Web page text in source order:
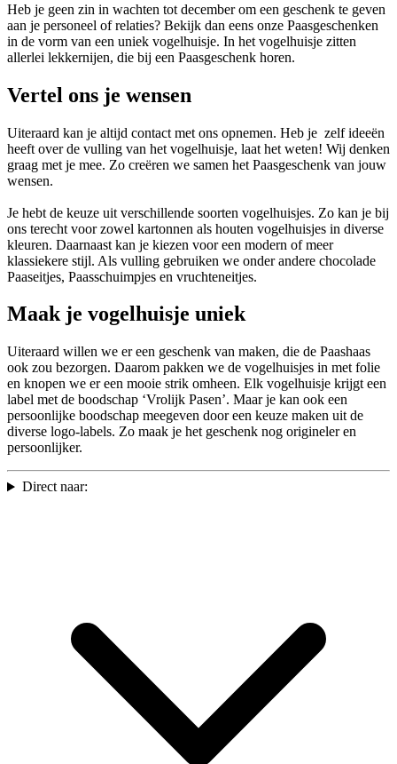
Heb je geen zin in wachten tot december om een geschenk te geven
aan je personeel of relaties? Bekijk dan eens onze Paasgeschenken
in de vorm van een uniek vogelhuisje. In het vogelhuisje zitten
allerlei lekkernijen, die bij een Paasgeschenk horen.
Vertel ons je wensen
Uiteraard kan je altijd contact met ons opnemen. Heb je zelf ideeën
heeft over de vulling van het vogelhuisje, laat het weten! Wij denken
graag met je mee. Zo creëren we samen het Paasgeschenk van jouw
wensen.
Je hebt de keuze uit verschillende soorten vogelhuisjes. Zo kan je bij
ons terecht voor zowel kartonnen als houten vogelhuisjes in diverse
kleuren. Daarnaast kan je kiezen voor een modern of meer
klassiekere stijl. Als vulling gebruiken we onder andere chocolade
Paaseitjes, Paasschuimpjes en vruchteneitjes.
Maak je vogelhuisje uniek
Uiteraard willen we er een geschenk van maken, die de Paashaas
ook zou bezorgen. Daarom pakken we de vogelhuisjes in met folie
en knopen we er een mooie strik omheen. Elk vogelhuisje krijgt een
label met de boodschap ‘Vrolijk Pasen’. Maar je kan ook een
persoonlijke boodschap meegeven door een keuze maken uit de
diverse logo-labels. Zo maak je het geschenk nog origineler en
persoonlijker.
Direct naar: